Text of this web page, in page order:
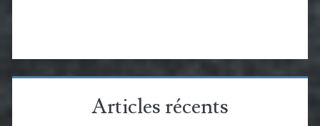
Articles récents